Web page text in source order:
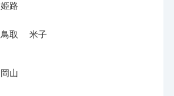
姫路
鳥取 米子
岡山